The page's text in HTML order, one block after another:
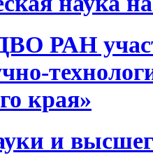
РАН
края»
и